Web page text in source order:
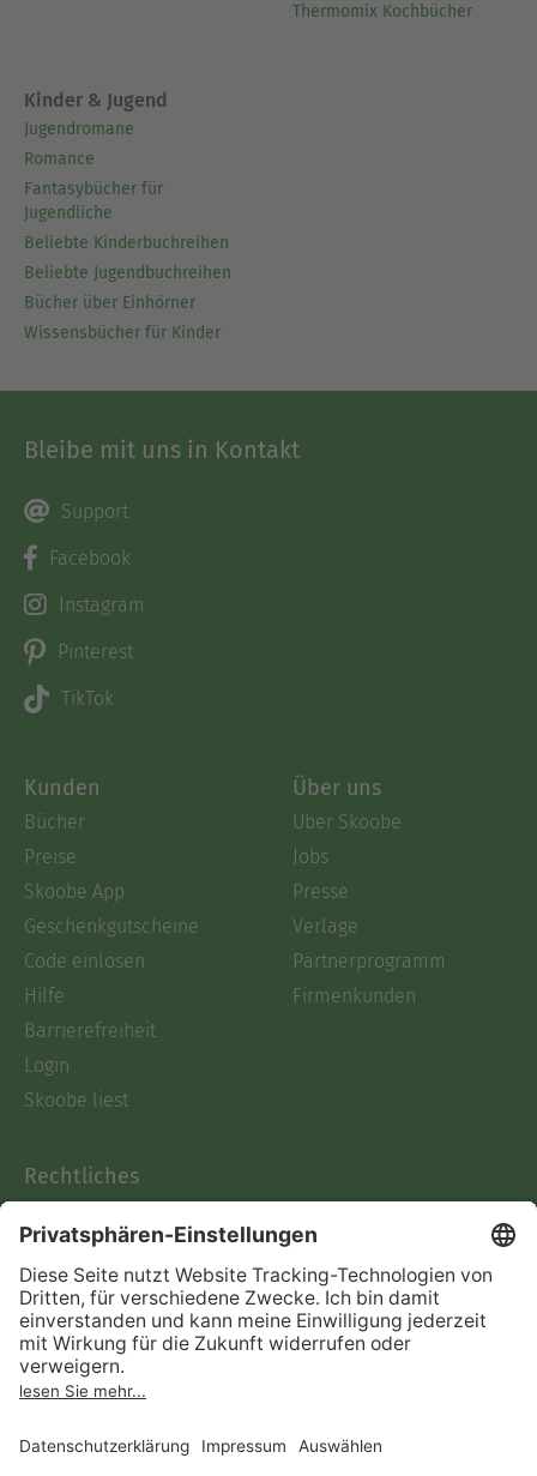
Thermomix Kochbücher
Kinder & Jugend
Jugendromane
Romance
Fantasybücher für
Jugendliche
Beliebte Kinderbuchreihen
Beliebte Jugendbuchreihen
Bücher über Einhörner
Wissensbücher für Kinder
Bleibe mit uns in Kontakt
Support
Facebook
Instagram
Pinterest
TikTok
Kunden
Bücher
Preise
Skoobe App
Geschenkgutscheine
Code einlösen
Hilfe
Barrierefreiheit
Login
Skoobe liest
Über uns
Über Skoobe
Jobs
Presse
Verlage
Partnerprogramm
Firmenkunden
Rechtliches
AGB
Informationen nach Data
Act
Verträge hier kündigen
Impressum